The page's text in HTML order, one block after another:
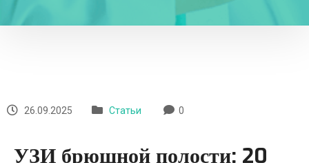
26.09.2025 Статьи 0
УЗИ брюшной полости: 20